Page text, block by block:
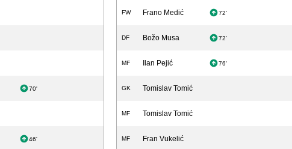
70'
46'
FW Frano Medić 72'
DF Božo Musa 72'
MF Ilan Pejić 76'
GK Tomislav Tomić
MF Tomislav Tomić
MF Fran Vukelić